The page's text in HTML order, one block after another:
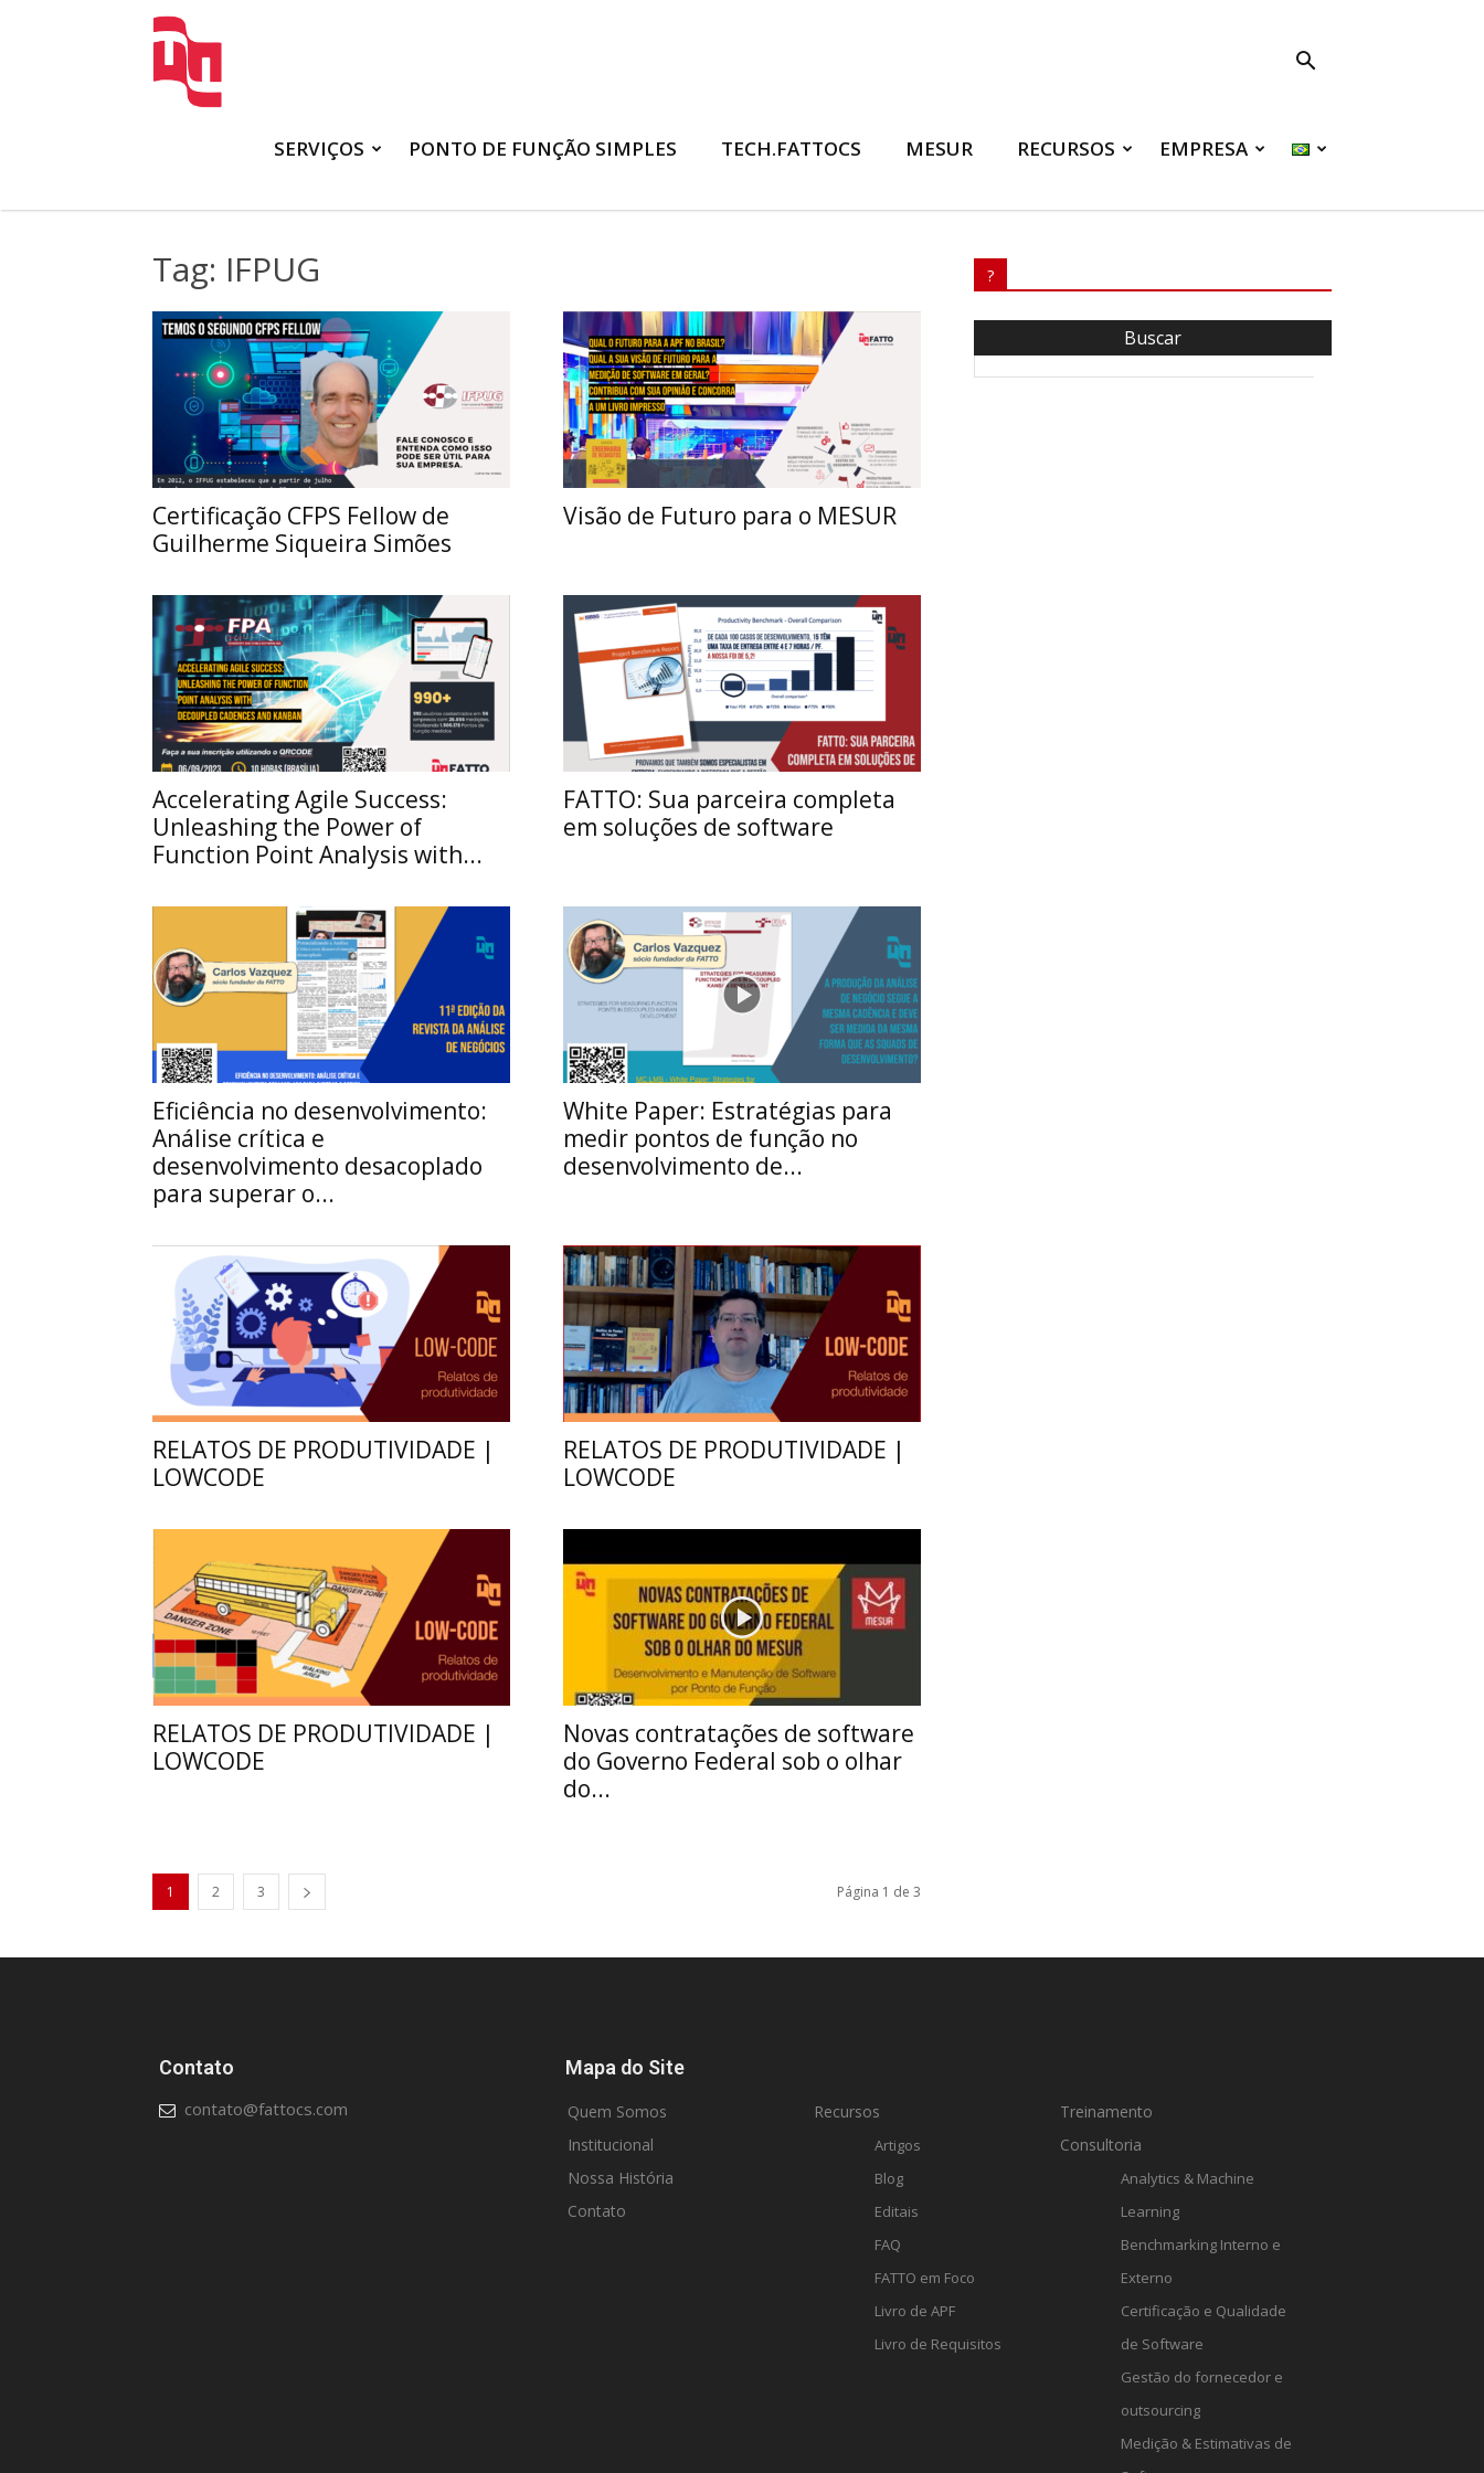
SERVIÇOS PONTO DE FUNÇÃO SIMPLES TECH.FATTOCS MESUR RECURSOS EMPRESA
Tag: IFPUG
Certificação CFPS Fellow de
Guilherme Siqueira Simões
Visão de Futuro para o MESUR
Accelerating Agile Success:
Unleashing the Power of
Function Point Analysis with...
FATTO: Sua parceira completa
em soluções de software
Eficiência no desenvolvimento:
Análise crítica e
desenvolvimento desacoplado
para superar o...
White Paper: Estratégias para
medir pontos de função no
desenvolvimento de...
RELATOS DE PRODUTIVIDADE |
LOWCODE
RELATOS DE PRODUTIVIDADE |
LOWCODE
RELATOS DE PRODUTIVIDADE |
LOWCODE
Novas contratações de software
do Governo Federal sob o olhar
do...
1 2 3 Página 1 de 3
?
Contato
contato@fattocs.com
Mapa do Site
Quem Somos
Institucional
Nossa História
Contato
Recursos
Artigos
Blog
Editais
FAQ
FATTO em Foco
Livro de APF
Livro de Requisitos
Treinamento
Consultoria
Analytics & Machine
Learning
Benchmarking Interno e
Externo
Certificação e Qualidade
de Software
Gestão do fornecedor e
outsourcing
Medição & Estimativas de